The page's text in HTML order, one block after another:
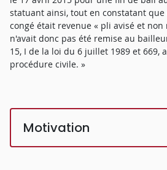
statuant ainsi, tout en constatant
congé était revenue « pli avisé et non
n'avait donc pas été remise au
15, I de la loi du 6 juillet 1989 et 669,
procédure civile. »
Motivation